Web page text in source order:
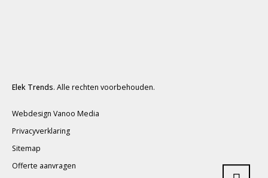
Elek Trends. Alle rechten voorbehouden.
Webdesign Vanoo Media
Privacyverklaring
Sitemap
Offerte aanvragen